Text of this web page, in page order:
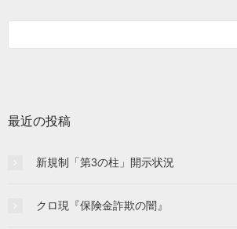
最近の投稿
新規制「第3の柱」開示状況
クロ現『保険金詐欺の闇』